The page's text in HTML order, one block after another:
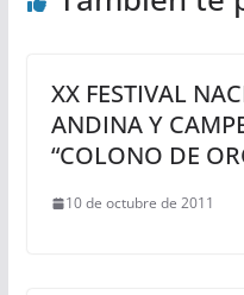
XX FESTIVAL
ANDINA Y
“COLONO DE
10 de octubre de 2011